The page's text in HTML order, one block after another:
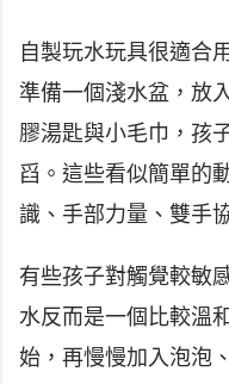
自製玩水玩具很適合
準備一個淺水盆，放
膠湯匙與小毛巾，孩
舀。這些看似簡單的
識、手部力量、雙手
有些孩子對觸覺較敏
水反而是一個比較溫
始，再慢慢加入泡泡